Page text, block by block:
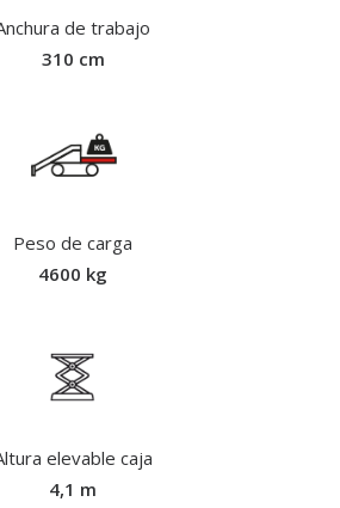
de trabajo
310 cm
Peso de carga
4600 kg
elevable caja
4,1 m